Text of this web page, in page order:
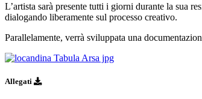
L’artista sarà presente tutti i giorni durante la sua
dialogando liberamente sul processo creativo.
Parallelamente, verrà sviluppata una
Allegati